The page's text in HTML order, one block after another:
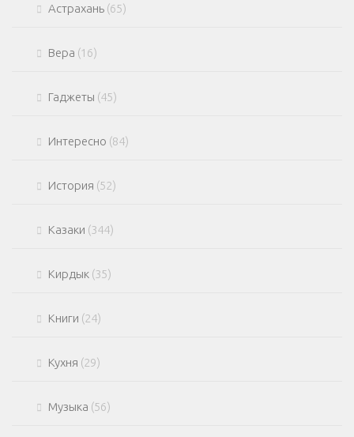
Астрахань (65)
Вера (16)
Гаджеты (45)
Интересно (84)
История (52)
Казаки (344)
Кирдык (35)
Книги (24)
Кухня (29)
Музыка (56)